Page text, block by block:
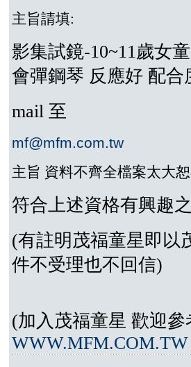
主旨請填:
影集試鏡-10~11歲女
會彈鋼琴 反應好 配合
mail 至
mf@mfm.com.tw
主旨 資料不齊全檔案太大
符合上述資格有興趣
(有註明茂福童星即以
件不受理也不回信)
(加入茂福童星 歡迎
WWW.MFM.COM.TW